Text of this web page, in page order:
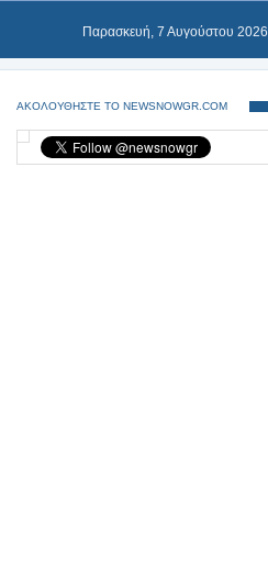
Παρασκευή, 7 Αυγούστου 2026
ΑΚΟΛΟΥΘΗΣΤΕ ΤΟ NEWSNOWGR.COM